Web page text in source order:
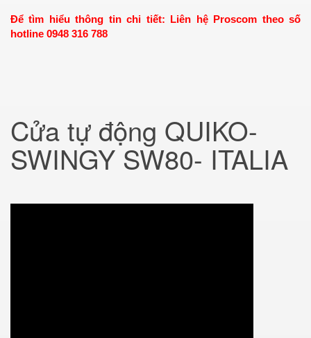
Để tìm hiểu thông tin chi tiết: Liên hệ Proscom theo số
hotline 0948 316 788
Cửa tự động QUIKO-
SWINGY SW80- ITALIA